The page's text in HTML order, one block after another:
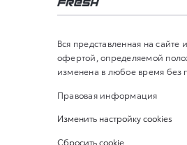
Вся представленная на
офертой, определяемой
изменена в любое время без
Правовая информация
Изменить настройку cookies
Сбросить cookie